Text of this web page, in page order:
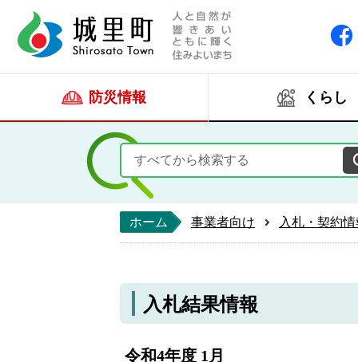
防災情報 くらし
ホーム 事業者向け 入札・契約
入札結果情報
令和4年度 1月